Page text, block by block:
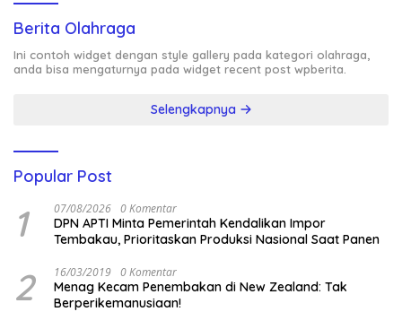
Berita Olahraga
Ini contoh widget dengan style gallery pada kategori olahraga,
anda bisa mengaturnya pada widget recent post wpberita.
Selengkapnya
Popular Post
1 07/08/2026 0 Komentar
DPN APTI Minta Pemerintah Kendalikan Impor
Tembakau, Prioritaskan Produksi Nasional Saat Panen
2 16/03/2019 0 Komentar
Menag Kecam Penembakan di New Zealand: Tak
Berperikemanusiaan!